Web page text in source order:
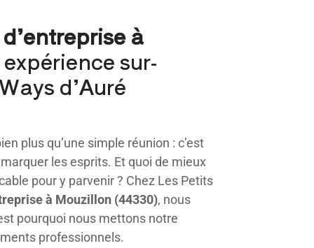
à
sur-
d’Auré
plus qu’une simple réunion : c’est
les esprits. Et quoi de mieux
pour y parvenir ? Chez Les Petits
à Mouzillon (44330), nous
pourquoi nous mettons notre
professionnels.